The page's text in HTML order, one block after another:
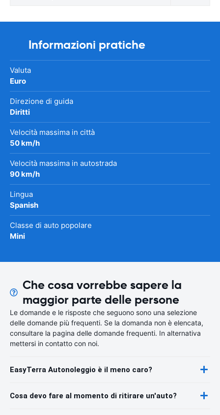
Informazioni pratiche
Valuta
Euro
Direzione di guida
Diritti
Velocità massima in città
50 km/h
Velocità massima in autostrada
90 km/h
Lingua
Spanish
Classe di auto popolare
Mini
Che cosa vorrebbe sapere la
maggior parte delle persone
Le domande e le risposte che seguono sono una selezione
delle domande più frequenti. Se la domanda non è elencata,
consultare la pagina delle domande frequenti. In alternativa
mettersi in contatto con noi.
EasyTerra Autonoleggio è il meno caro?
Cosa devo fare al momento di ritirare un'auto?